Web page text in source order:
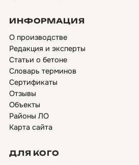
ИНФОРМАЦИЯ
О производстве
Редакция и эксперты
Статьи о бетоне
Словарь терминов
Сертификаты
Отзывы
Объекты
Районы ЛО
Карта сайта
ДЛЯ КОГО